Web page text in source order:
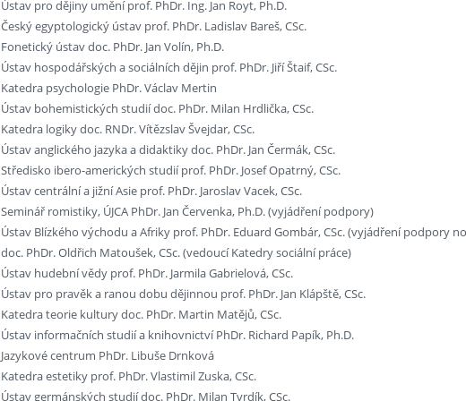
Ústav pro dějiny umění prof. PhDr. Ing. Jan Royt, Ph.D.
Český egyptologický ústav prof. PhDr. Ladislav Bareš, CSc.
Fonetický ústav doc. PhDr. Jan Volín, Ph.D.
Ústav hospodářských a sociálních dějin prof. PhDr. Jiří Štaif, CSc.
Katedra psychologie PhDr. Václav Mertin
Ústav bohemistických studií doc. PhDr. Milan Hrdlička, CSc.
Katedra logiky doc. RNDr. Vítězslav Švejdar, CSc.
Ústav anglického jazyka a didaktiky doc. PhDr. Jan Čermák, CSc.
Středisko ibero-amerických studií prof. PhDr. Josef Opatrný, CSc.
Ústav centrální a jižní Asie prof. PhDr. Jaroslav Vacek, CSc.
Seminář romistiky, ÚJCA PhDr. Jan Červenka, Ph.D. (vyjádření podpory)
Ústav Blízkého východu a Afriky prof. PhDr. Eduard Gombár, CSc. (vyjádření podpory
doc. PhDr. Oldřich Matoušek, CSc. (vedoucí Katedry sociální práce)
Ústav hudební vědy prof. PhDr. Jarmila Gabrielová, CSc.
Ústav pro pravěk a ranou dobu dějinnou prof. PhDr. Jan Klápště, CSc.
Katedra teorie kultury doc. PhDr. Martin Matějů, CSc.
Ústav informačních studií a knihovnictví PhDr. Richard Papík, Ph.D.
Jazykové centrum PhDr. Libuše Drnková
Katedra estetiky prof. PhDr. Vlastimil Zuska, CSc.
Ústav germánských studií doc. PhDr. Milan Tvrdík, CSc.